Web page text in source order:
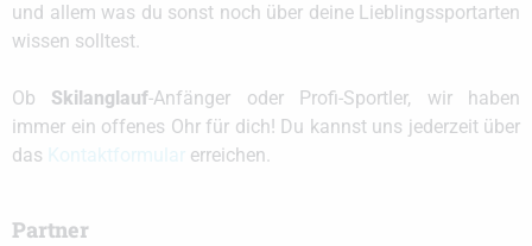
und allem was du sonst noch über deine Lieblingssportarten
wissen solltest.
Ob Skilanglauf-Anfänger oder Profi-Sportler, wir haben
immer ein offenes Ohr für dich! Du kannst uns jederzeit über
das
erreichen.
Partner